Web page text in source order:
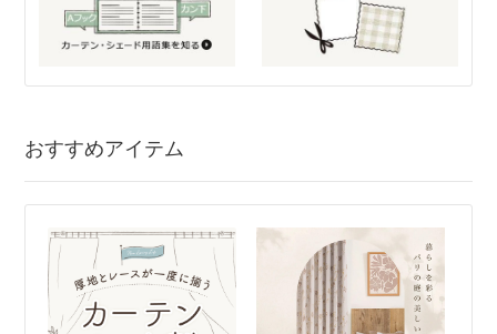
おすすめアイテム